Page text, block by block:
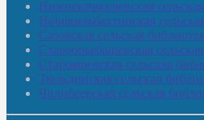
Нижнекачмашевская
Новокильбахтинская
Сазовская сельская
Староорьебашевская
Старояшевская сельская
Тюльдинская сельская
Чилибеевская сельская